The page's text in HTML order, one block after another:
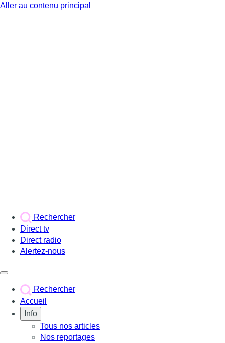
Aller au contenu principal
Rechercher
Direct tv
Direct radio
Alertez-nous
Rechercher
Accueil
Info
Tous nos articles
Nos reportages